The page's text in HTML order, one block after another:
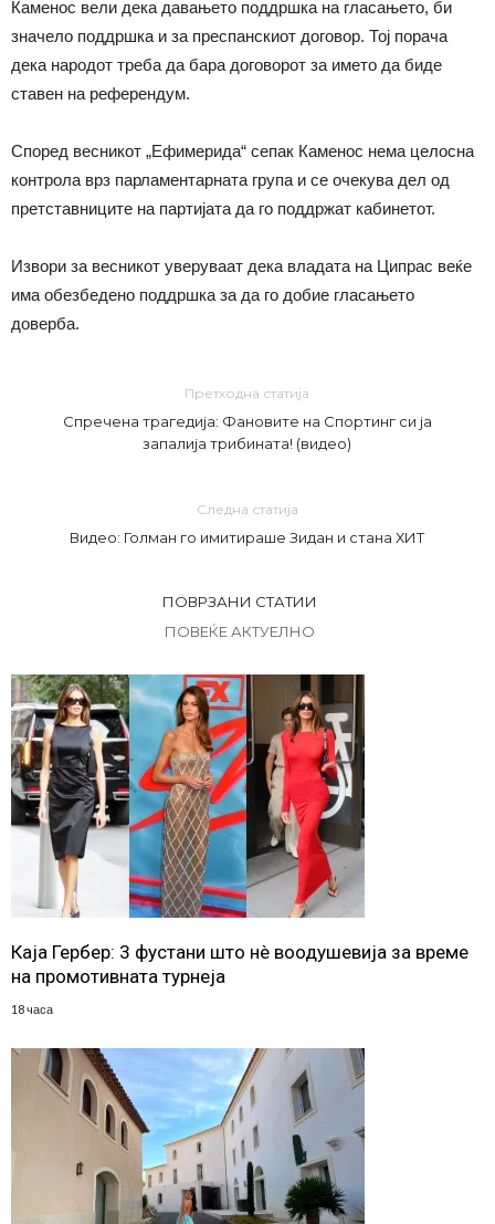
Каменос вели дека давањето поддршка на гласањето, би
значело поддршка и за преспанскиот договор. Тој порача
дека народот треба да бара договорот за името да биде
ставен на референдум.
Според весникот „Ефимерида“ сепак Каменос нема целосна
контрола врз парламентарната група и се очекува дел од
претставниците на партијата да го поддржат кабинетот.
Извори за весникот уверуваат дека владата на Ципрас веќе
има обезбедено поддршка за да го добие гласањето
доверба.
Претходна статија
Спречена трагедија: Фановите на Спортинг си ја
запалија трибината! (видео)
Следна статија
Видео: Голман го имитираше Зидан и стана ХИТ
ПОВРЗАНИ СТАТИИ
ПОВЕЌЕ АКТУЕЛНО
Каја Гербер: 3 фустани што нè воодушевија за време
на промотивната турнеја
18 часа